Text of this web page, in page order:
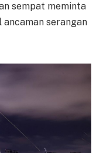
sempat meminta
serangan